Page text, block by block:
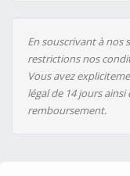
En souscrivant à nos
restrictions nos
Vous avez
légal de 14 jours
remboursement.